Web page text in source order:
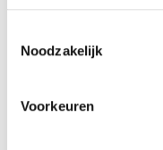
Noodzakelijk
Voorkeuren
kwaliteit.
opbergen
verloren